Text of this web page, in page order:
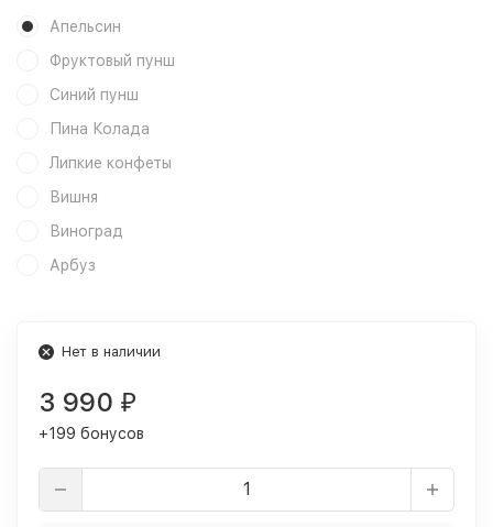
Апельсин
Фруктовый пунш
Синий пунш
Пина Колада
Липкие конфеты
Вишня
Виноград
Арбуз
Нет в наличии
3 990 ₽
+199 бонусов